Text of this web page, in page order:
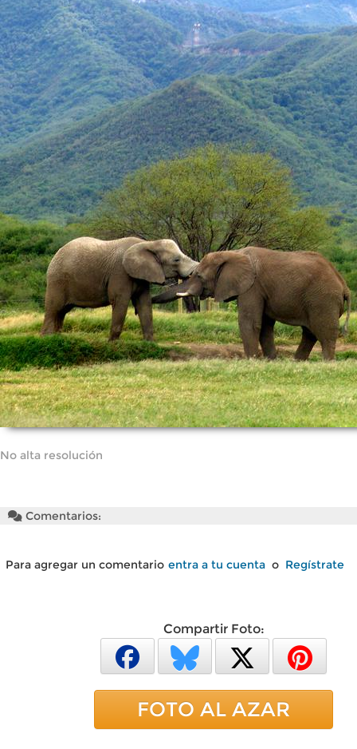
No alta resolución
Comentarios:
Para agregar un comentario entra a tu cuenta o Regístrate
Compartir Foto:
FOTO AL AZAR